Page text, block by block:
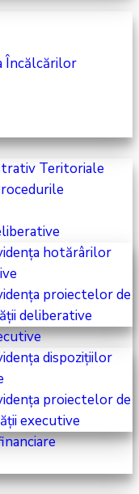
Încălcărilor
Teritoriale
hotărârilor
proiectelor de
deliberative
dispozițiilor
proiectelor de
executive